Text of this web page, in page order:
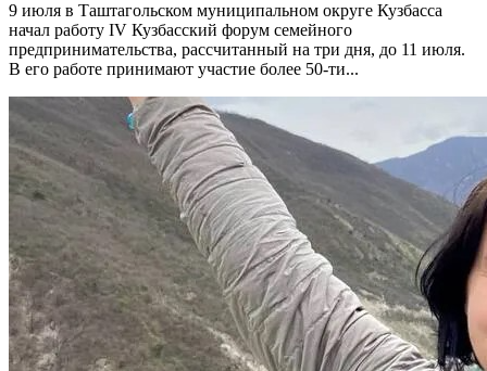
9 июля в Таштагольском муниципальном округе Кузбасса
начал работу IV Кузбасский форум семейного
предпринимательства, рассчитанный на три дня, до 11 июля.
В его работе принимают участие более 50-ти...